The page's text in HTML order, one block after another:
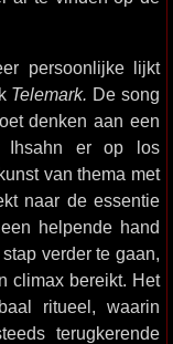
persoonlijke lijkt
Telemark. De song
denken aan een
Ihsahn er op los
van thema met
naar de essentie
helpende hand
verder te gaan,
climax bereikt. Het
ritueel, waarin
terugkerende